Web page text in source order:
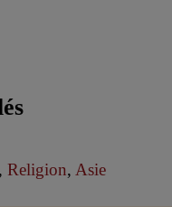
Religion, Asie